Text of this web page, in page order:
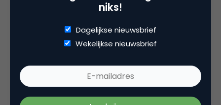
weinig geduld gehad 🙂
8 december 2009 om 13:05
niks!
Dagelijkse nieuwsbrief
Wekelijkse nieuwsbrief